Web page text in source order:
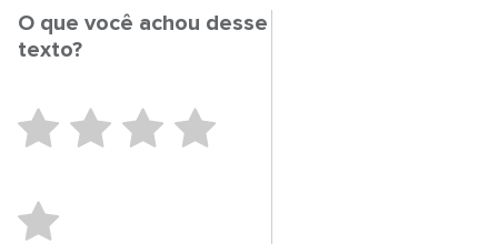
O que você achou desse
texto?